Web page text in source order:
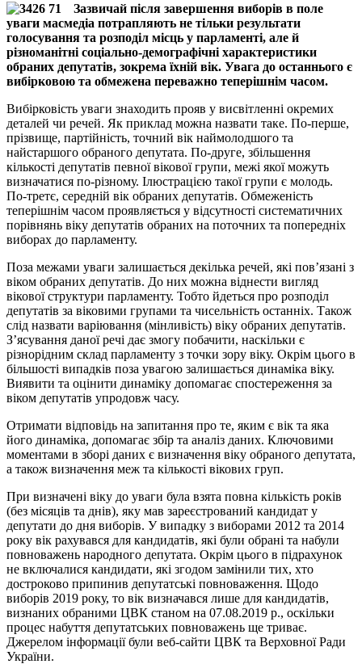
Зазвичай після завершення виборів в поле
уваги масмедіа потрапляють не тільки результати
голосування та розподіл місць у парламенті, але й
різноманітні соціально-демографічні характеристики
обраних депутатів, зокрема їхній вік. Увага до останнього є
вибірковою та обмежена переважно теперішнім часом.
Вибірковість уваги знаходить прояв у висвітленні окремих
деталей чи речей. Як приклад можна назвати таке. По-перше,
прізвище, партійність, точний вік наймолодшого та
найстаршого обраного депутата. По-друге, збільшення
кількості депутатів певної вікової групи, межі якої можуть
визначатися по-різному. Ілюстрацією такої групи є молодь.
По-третє, середній вік обраних депутатів. Обмеженість
теперішнім часом проявляється у відсутності систематичних
порівнянь віку депутатів обраних на поточних та попередніх
виборах до парламенту.
Поза межами уваги залишається декілька речей, які пов’язані з
віком обраних депутатів. До них можна віднести вигляд
вікової структури парламенту. Тобто йдеться про розподіл
депутатів за віковими групами та чисельність останніх. Також
слід назвати варіювання (мінливість) віку обраних депутатів.
З’ясування даної речі дає змогу побачити, наскільки є
різнорідним склад парламенту з точки зору віку. Окрім цього в
більшості випадків поза увагою залишається динаміка віку.
Виявити та оцінити динаміку допомагає спостереження за
віком депутатів упродовж часу.
Отримати відповідь на запитання про те, яким є вік та яка
його динаміка, допомагає збір та аналіз даних. Ключовими
моментами в зборі даних є визначення віку обраного депутата,
а також визначення меж та кількості вікових груп.
При визначені віку до уваги була взята повна кількість років
(без місяців та днів), яку мав зареєстрований кандидат у
депутати до дня виборів. У випадку з виборами 2012 та 2014
року вік рахувався для кандидатів, які були обрані та набули
повноважень народного депутата. Окрім цього в підрахунок
не включалися кандидати, які згодом замінили тих, хто
достроково припинив депутатські повноваження. Щодо
виборів 2019 року, то вік визначався лише для кандидатів,
визнаних обраними ЦВК станом на 07.08.2019 р., оскільки
процес набуття депутатських повноважень ще триває.
Джерелом інформації були веб-сайти ЦВК та Верховної Ради
України.